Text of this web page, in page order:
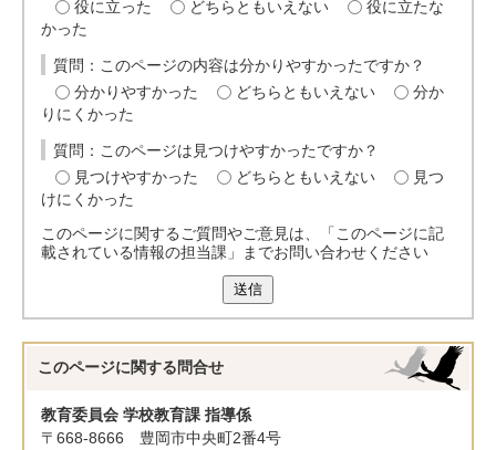
役に立った
どちらともいえない
役に立たな
かった
質問：このページの内容は分かりやすかったですか？
分かりやすかった
どちらともいえない
分か
りにくかった
質問：このページは見つけやすかったですか？
見つけやすかった
どちらともいえない
見つ
けにくかった
このページに関するご質問やご意見は、「このページに記
載されている情報の担当課」までお問い合わせください
送信
このページに関する 問合せ
教育委員会 学校教育課 指導係
〒668-8666 豊岡市中央町2番4号